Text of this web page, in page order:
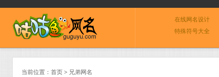
在线网名设计
特殊符号大全
当前位置： 首页> 兄弟网名